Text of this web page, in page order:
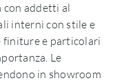
con addetti al
interni con stile e
finiture e particolari
Le
in showroom